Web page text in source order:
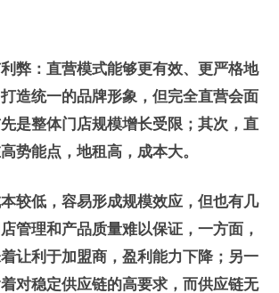
弊：直营模式能够更有效、更严格地
造统一的品牌形象，但完全直营会面
是整体门店规模增长受限；其次，直
势能点，地租高，成本大。
较低，容易形成规模效应，但也有几
管理和产品质量难以保证，一方面，
让利于加盟商，盈利能力下降；另一
对稳定供应链的高要求，而供应链无